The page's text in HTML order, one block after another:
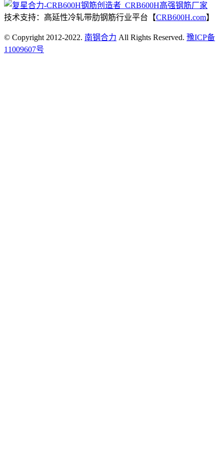
技术支持：高延性冷轧带肋钢筋行业平台【CRB600H.com】
© Copyright 2012-2022. 南钢合力 All Rights Reserved. 豫ICP备
11009607号